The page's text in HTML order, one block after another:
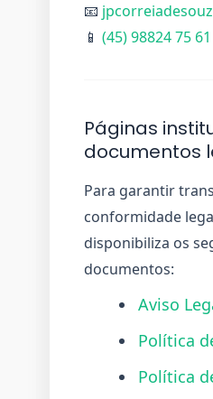
📧
📱 (45) 98824 75 61
Páginas
documentos
Para garantir
conformidade
disponibiliza os
documentos:
Aviso
Política
Política